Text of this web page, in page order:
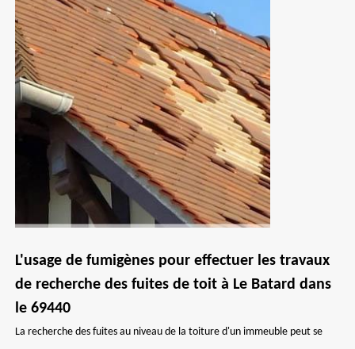
L'usage de fumigènes pour effectuer les travaux
de recherche des fuites de toit à Le Batard dans
le 69440
La recherche des fuites au niveau de la toiture d'un immeuble peut se